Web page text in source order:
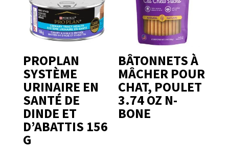
PROPLAN
SYSTÈME
URINAIRE EN
SANTÉ DE
DINDE ET
D’ABATTIS 156
G
BÂTONNETS À
MÂCHER POUR
CHAT, POULET
3.74 OZ N-
BONE